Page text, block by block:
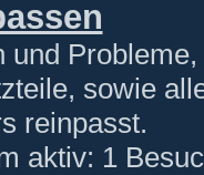
und Probleme,
sowie
reinpasst.
aktiv: 1